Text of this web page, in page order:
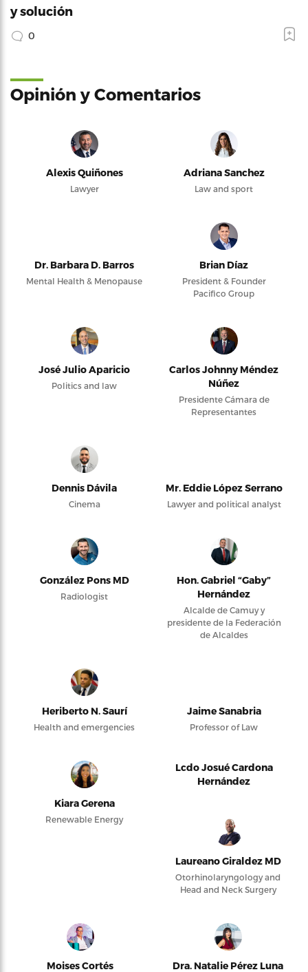
y solución
0
Opinión y Comentarios
Alexis Quiñones
Lawyer
Adriana Sanchez
Law and sport
Dr. Barbara D. Barros
Mental Health & Menopause
Brian Díaz
President & Founder
Pacifico Group
José Julio Aparicio
Politics and law
Carlos Johnny Méndez
Núñez
Presidente Cámara de
Representantes
Dennis Dávila
Cinema
Mr. Eddie López Serrano
Lawyer and political analyst
González Pons MD
Radiologist
Hon. Gabriel “Gaby”
Hernández
Alcalde de Camuy y
presidente de la Federación
de Alcaldes
Heriberto N. Saurí
Health and emergencies
Jaime Sanabria
Professor of Law
Kiara Gerena
Renewable Energy
Lcdo Josué Cardona
Hernández
Laureano Giraldez MD
Otorhinolaryngology and
Head and Neck Surgery
Moises Cortés Dra. Natalie Pérez Luna